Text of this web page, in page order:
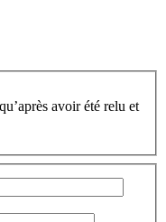
avoir été relu et